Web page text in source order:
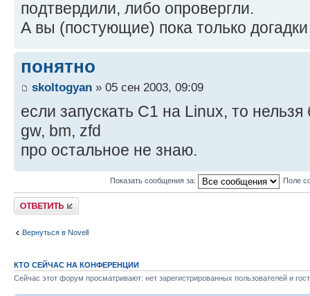
подтвердили, либо опровергли.
А вы (постующие) пока только
понятно
skoltogyan » 05 сен 2003, 09:09
если запускать C1 на Linux, то нельзя
gw, bm, zfd
про остальное не знаю.
Показать сообщения за: Поле
Ответить
Вернуться в Novell
КТО СЕЙЧАС НА КОНФЕРЕНЦИИ
Сейчас этот форум просматривают: нет зарегистрированных пользователей и